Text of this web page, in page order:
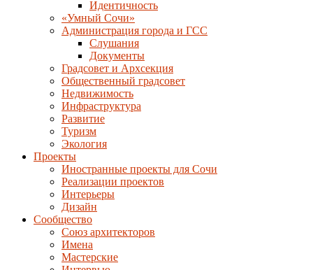
Идентичность
«Умный Сочи»
Администрация города и ГСС
Слушания
Документы
Градсовет и Архсекция
Общественный градсовет
Недвижимость
Инфраструктура
Развитие
Туризм
Экология
Проекты
Иностранные проекты для Сочи
Реализации проектов
Интерьеры
Дизайн
Сообщество
Союз архитекторов
Имена
Мастерские